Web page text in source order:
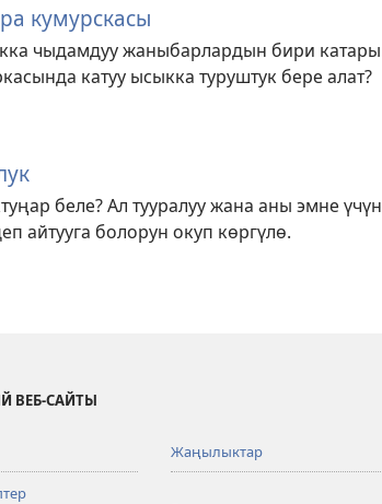
кумурскасы
чыдамдуу жаныбарлардын бири катары
катуу ысыкка туруштук бере алат?
беле? Ал тууралуу жана аны эмне үчүн
айтууга болорун окуп көргүлө.
ВЕБ-САЙТЫ
Жаңылыктар